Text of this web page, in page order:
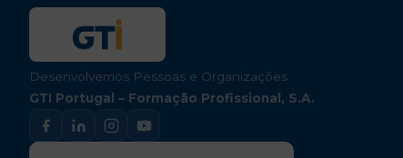
Desenvolvemos Pessoas e Organizações
GTI Portugal – Formação Profissional, S.A.